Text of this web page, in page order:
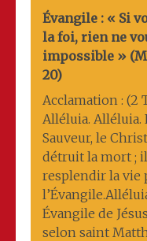
Évangile : « Si
la foi, rien ne
impossible » (Mt
20)
Acclamation : (2
Alléluia. Alléluia.
Sauveur, le
détruit la mort ;
resplendir la vie
Évangile de
selon saint